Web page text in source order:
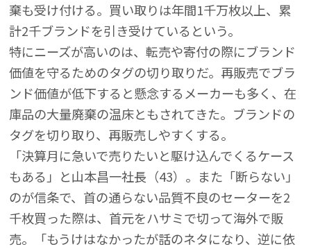
棄も受け付ける。買い取りは年間1千万枚以上、累
計2千ブランドを引き受けているという。
特にニーズが高いのは、転売や寄付の際にブランド
価値を守るためのタグの切り取りだ。再販売でブラ
ンド価値が低下すると懸念するメーカーも多く、在
庫品の大量廃棄の温床ともされてきた。ブランドの
タグを切り取り、再販売しやすくする。
「決算月に急いで売りたいと駆け込んでくるケース
もある」と山本昌一社長（43）。また「断らない」
のが信条で、首の通らない品質不良のセーターを2
千枚買った際は、首元をハサミで切って海外で販
売。「もうけはなかったが話のネタになり、逆に依